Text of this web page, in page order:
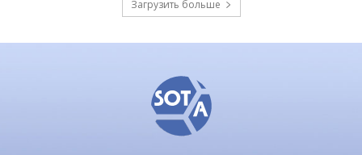
Загрузить больше